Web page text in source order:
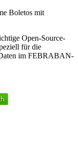
Boletos mit
Open-Source-
für die
im FEBRABAN-